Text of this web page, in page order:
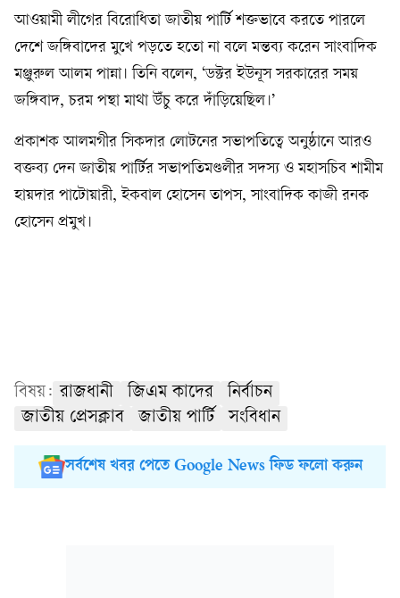
আওয়ামী লীগের বিরোধিতা জাতীয় পার্টি শক্তভাবে করতে পারলে
দেশে জঙ্গিবাদের মুখে পড়তে হতো না বলে মন্তব্য করেন সাংবাদিক
মঞ্জুরুল আলম পান্না। তিনি বলেন, ‘ডক্টর ইউনূস সরকারের সময়
জঙ্গিবাদ, চরম পন্থা মাথা উঁচু করে দাঁড়িয়েছিল।’
প্রকাশক আলমগীর সিকদার লোটনের সভাপতিত্বে অনুষ্ঠানে আরও
বক্তব্য দেন জাতীয় পার্টির সভাপতিমণ্ডলীর সদস্য ও মহাসচিব শামীম
হায়দার পাটোয়ারী, ইকবাল হোসেন তাপস, সাংবাদিক কাজী রনক
হোসেন প্রমুখ।
বিষয়: রাজধানী জিএম কাদের
নির্বাচন
জাতীয় প্রেসক্লাব
জাতীয় পার্টি সংবিধান
সর্বশেষ খবর পেতে Google News ফিড ফলো করুন